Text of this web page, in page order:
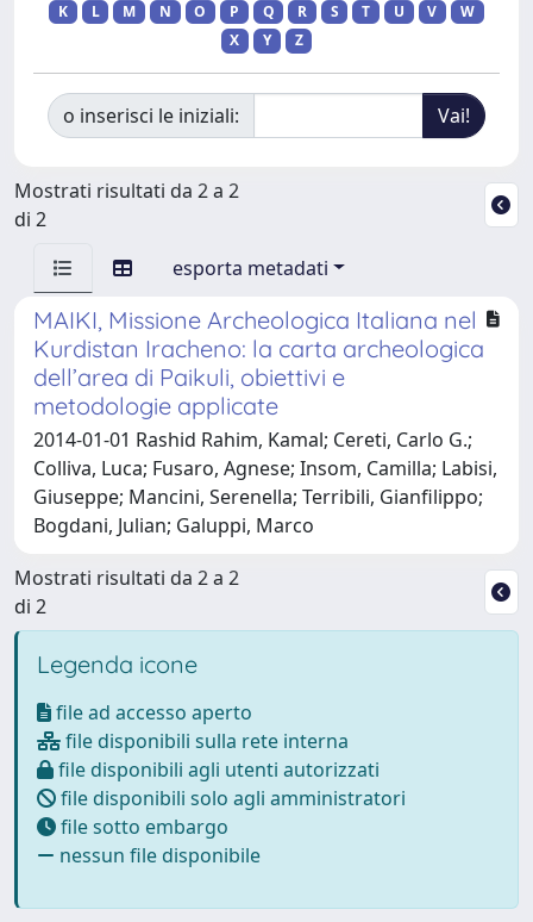
K
L M N O P Q R S T U V
W
X
Y Z
o inserisci le iniziali:
Mostrati risultati da 2 a 2
di 2
esporta metadati
MAIKI, Missione Archeologica Italiana nel
Kurdistan Iracheno: la carta archeologica
dell’area di Paikuli, obiettivi e
metodologie applicate
2014-01-01 Rashid Rahim, Kamal; Cereti, Carlo G.;
Colliva, Luca; Fusaro, Agnese; Insom, Camilla; Labisi,
Giuseppe; Mancini, Serenella; Terribili, Gianfilippo;
Bogdani, Julian; Galuppi, Marco
Mostrati risultati da 2 a 2
di 2
Legenda icone
file ad accesso aperto
file disponibili sulla rete interna
file disponibili agli utenti autorizzati
file disponibili solo agli amministratori
file sotto embargo
nessun file disponibile